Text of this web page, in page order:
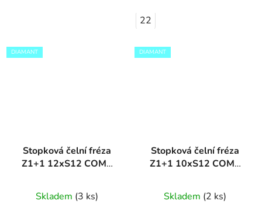
22
DIAMANT
Stopková čelní fréza
Z1+1 12xS12 COMP
Skladem (3 ks)
DIAMANT
Stopková čelní fréza
Z1+1 10xS12 COMP
Skladem (2 ks)